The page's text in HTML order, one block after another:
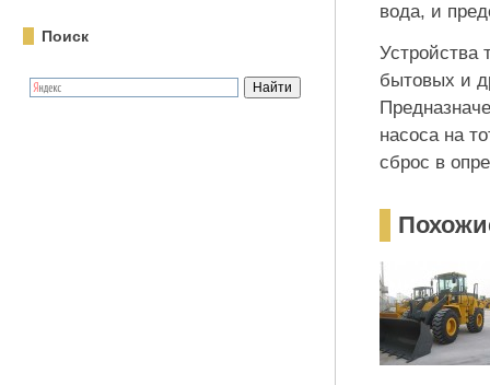
Поиск
вода, и
Устройства
бытовых и
насоса на
сброс в